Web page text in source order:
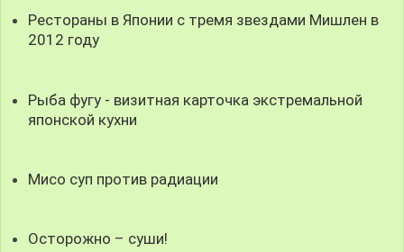
Рестораны в Японии с тремя звездами Мишлен в
2012 году
Рыба фугу - визитная карточка экстремальной
японской кухни
Мисо суп против радиации
Осторожно – суши!